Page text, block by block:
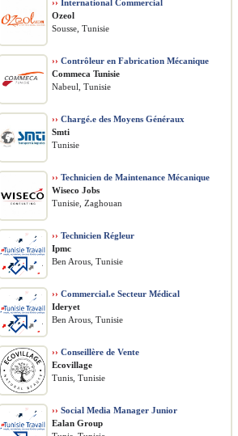
›› International Commercial
Ozeol
Sousse, Tunisie
›› Contrôleur en Fabrication Mécanique
Commeca Tunisie
Nabeul, Tunisie
›› Chargé.e des Moyens Généraux
Smti
Tunisie
›› Technicien de Maintenance Mécanique
Wiseco Jobs
Tunisie, Zaghouan
›› Technicien Régleur
Ipmc
Ben Arous, Tunisie
›› Commercial.e Secteur Médical
Ideryet
Ben Arous, Tunisie
›› Conseillère de Vente
Ecovillage
Tunis, Tunisie
›› Social Media Manager Junior
Ealan Group